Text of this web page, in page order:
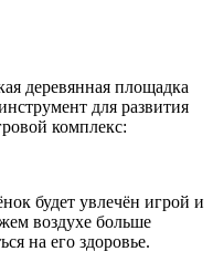
деревянная площадка
для развития
комплекс:
будет увлечён игрой и
воздухе больше
на его здоровье.